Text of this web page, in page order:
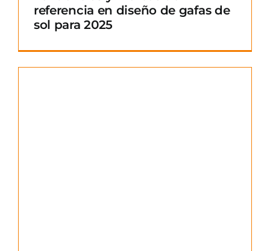
referencia en diseño de gafas de
sol para 2025